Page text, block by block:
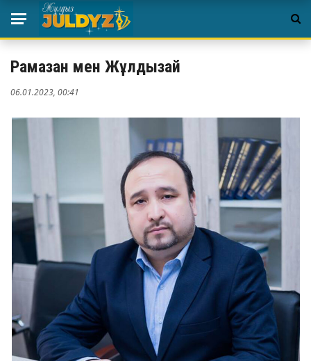
Рамазан мен Жұлдызай
06.01.2023, 00:41